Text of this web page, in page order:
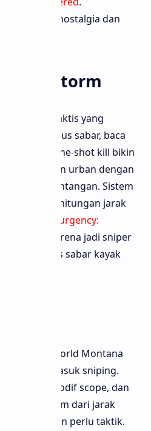
wajib untuk nostalgia dan
Sandstorm
FPS taktis yang
berarti harus sabar, baca
sama tim. One-shot kill bikin
Lingkungan urban dengan
jadi tantangan. Sistem
untuk hitungan jarak
Insurgency:
seneng karena jadi sniper
harus sabar kayak
open-world Montana
termasuk sniping.
jauh, modif scope, dan
diam-diam dari jarak
pintar, bikin perlu taktik.